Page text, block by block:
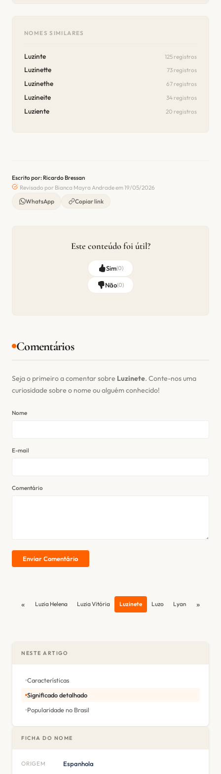
NOMES SIMILARES
Luzinte 125 registros
Luzinette 73 registros
Luzinethe 67 registros
Luzineite 34 registros
Luziente 20 registros
Escrito por: Ricardo Bressan
Revisado por Bianca Mayra Andrade em 19/05/2026
WhatsApp
Copiar link
Este conteúdo foi útil?
Sim(0)
Não(0)
Comentários
Seja o primeiro a comentar sobre Luzinete. Conte-nos uma
curiosidade sobre o nome ou alguém conhecido!
Nome
E-mail
Comentário
Enviar Comentário
« Luzia Helena Luzia Vitória Luzinete Luzo Lyan »
NESTE ARTIGO
Características
Significado detalhado
Popularidade no Brasil
FICHA DO NOME
ORIGEM Espanhola